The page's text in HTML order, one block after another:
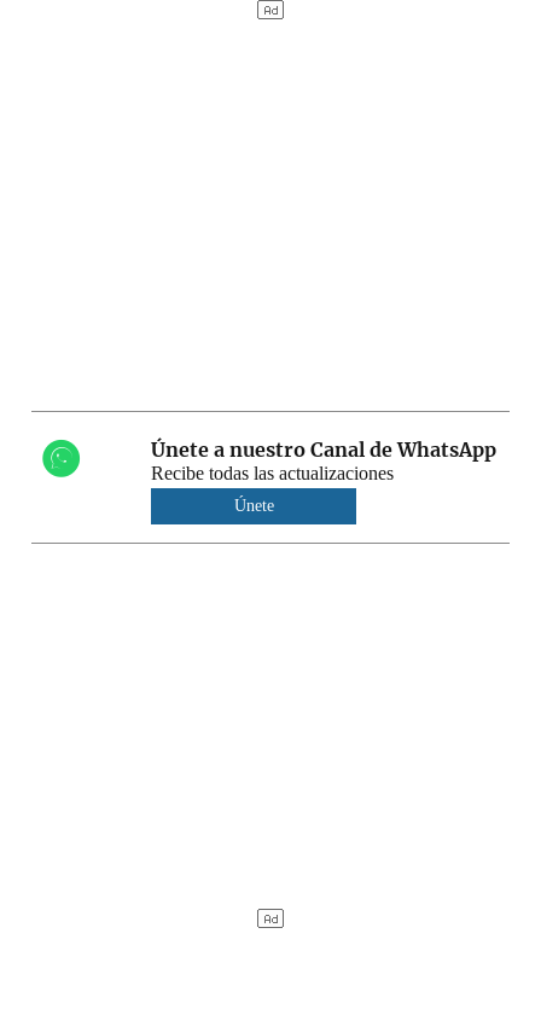
Únete a nuestro Canal de WhatsApp
Recibe todas las actualizaciones
Únete